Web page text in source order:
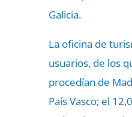
Galicia.
La oficina de
usuarios, de los
procedían de
País Vasco; el